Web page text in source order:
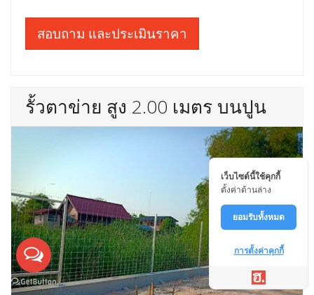
สอบถาม และประเมินราคา
รั้วตาข่าย สูง 2.00 เมตร บนปูน
เว็บไซต์นี้ใช้คุกกี้
ตั้งค่าด้านล่าง
ยอมรับทั้งหมด
การตั้งค่าคุกกี้